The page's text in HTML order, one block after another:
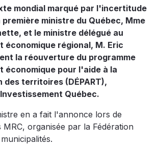
mondial marqué par l'incertitude
première ministre du Québec, Mme
et le ministre délégué au
économique régional, M. Eric
la réouverture du programme
économique pour l'aide à la
des territoires (DÉPART),
Québec.
en a fait l'annonce lors de
MRC, organisée par la Fédération